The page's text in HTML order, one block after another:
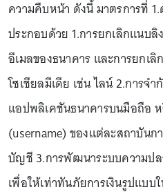
ความคืบหน้า ดังนี้ มาตรการที่
ประกอบด้วย 1.การยกเลิกแนบ
อีเมลของธนาคาร และการยก
โซเชียลมีเดีย เช่น ไลน์ 2.การ
แอปพลิเคชันธนาคารบนมือถือ
(username) ของแต่ละสถาบันก
บัญชี 3.การพัฒนาระบบความป
เพื่อให้เท่าทันภัยการเงินรูปแบบ